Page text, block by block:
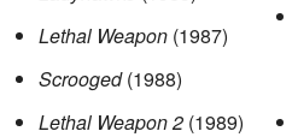
Lethal Weapon (1987)
Scrooged(1988)
Lethal Weapon 2 (1989)